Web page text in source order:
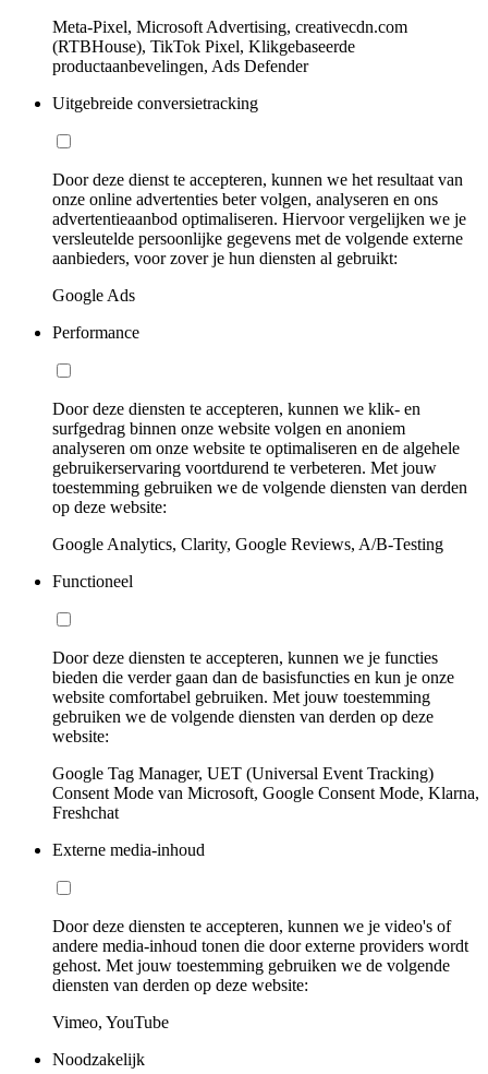
Meta-Pixel, Microsoft Advertising, creativecdn.com
(RTBHouse), TikTok Pixel, Klikgebaseerde
productaanbevelingen, Ads Defender
Uitgebreide conversietracking
Door deze dienst te accepteren, kunnen we het resultaat van
onze online advertenties beter volgen, analyseren en ons
advertentieaanbod optimaliseren. Hiervoor vergelijken we je
versleutelde persoonlijke gegevens met de volgende externe
aanbieders, voor zover je hun diensten al gebruikt:
Google Ads
Performance
Door deze diensten te accepteren, kunnen we klik- en
surfgedrag binnen onze website volgen en anoniem
analyseren om onze website te optimaliseren en de algehele
gebruikerservaring voortdurend te verbeteren. Met jouw
toestemming gebruiken we de volgende diensten van derden
op deze website:
Google Analytics, Clarity, Google Reviews, A/B-Testing
Functioneel
Door deze diensten te accepteren, kunnen we je functies
bieden die verder gaan dan de basisfuncties en kun je onze
website comfortabel gebruiken. Met jouw toestemming
gebruiken we de volgende diensten van derden op deze
website:
Google Tag Manager, UET (Universal Event Tracking)
Consent Mode van Microsoft, Google Consent Mode, Klarna,
Freshchat
Externe media-inhoud
Door deze diensten te accepteren, kunnen we je video's of
andere media-inhoud tonen die door externe providers wordt
gehost. Met jouw toestemming gebruiken we de volgende
diensten van derden op deze website:
Vimeo, YouTube
Noodzakelijk